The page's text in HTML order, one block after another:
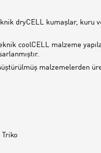
dryCELL kumaşlar, kuru
coolCELL malzeme
malzemelerden